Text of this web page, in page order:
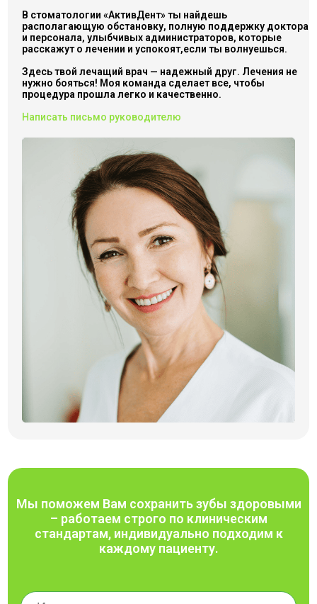
В стоматологии «АктивДент» ты найдешь
располагающую обстановку, полную поддержку доктора
и персонала, улыбчивых администраторов, которые
расскажут о лечении и успокоят,если ты волнуешься.
Здесь твой лечащий врач — надежный друг. Лечения не
нужно бояться! Моя команда сделает все, чтобы
процедура прошла легко и качественно.
Написать письмо руководителю
Мы поможем Вам сохранить зубы здоровыми
– работаем строго по клиническим
стандартам, индивидуально подходим к
каждому пациенту.